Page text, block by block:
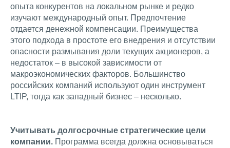
опыта конкурентов на локальном рынке и редко
изучают международный опыт. Предпочтение
отдается денежной компенсации. Преимущества
этого подхода в простоте его внедрения и отсутствии
опасности размывания доли текущих акционеров, а
недостаток – в высокой зависимости от
макроэкономических факторов. Большинство
российских компаний используют один инструмент
LTIP, тогда как западный бизнес – несколько.
Учитывать долгосрочные стратегические цели
компании. Программа всегда должна основываться